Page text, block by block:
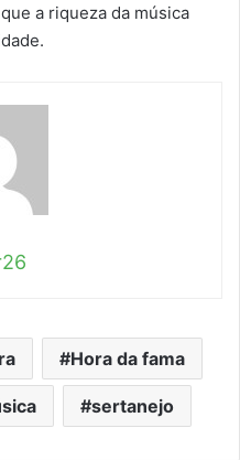
a riqueza da música
Hora da fama
sertanejo